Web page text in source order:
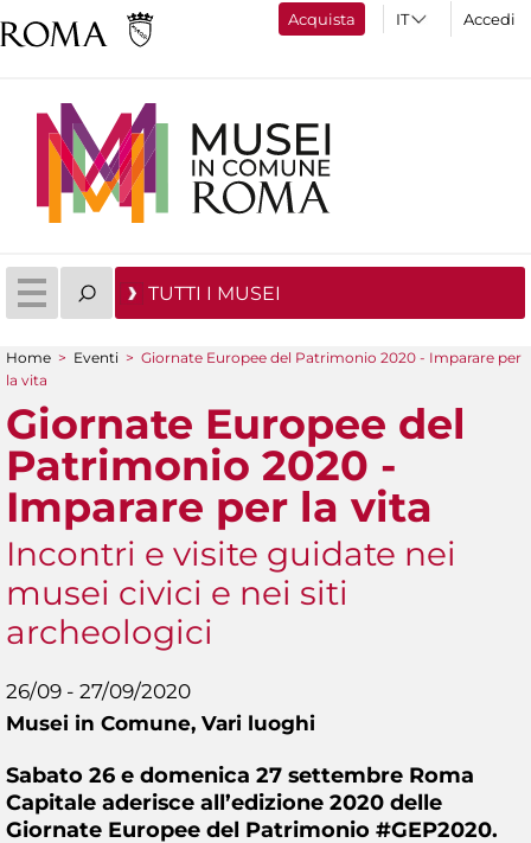
Acquista Accedi
TUTTI I MUSEI
Tu sei qui
Home > Eventi > Giornate Europee del Patrimonio 2020 - Imparare per
la vita
Giornate Europee del
Patrimonio 2020 -
Imparare per la vita
Incontri e visite guidate nei
musei civici e nei siti
archeologici
26/09 - 27/09/2020
Musei in Comune, Vari luoghi
Sabato 26 e domenica 27 settembre Roma
Capitale aderisce all’edizione 2020 delle
Giornate Europee del Patrimonio #GEP2020.